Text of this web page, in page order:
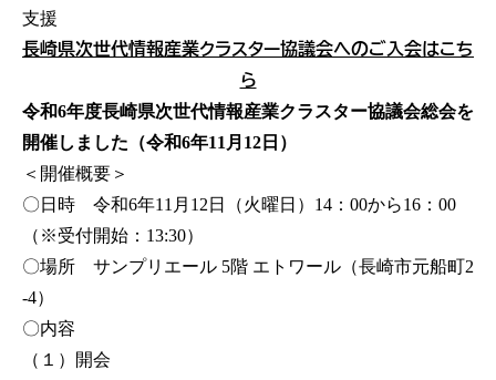
支援
長崎県次世代情報産業クラスター協議会へのご入会はこち
ら
令和6年度長崎県次世代情報産業クラスター協議会総会を
開催しました（令和6年11月12日）
＜開催概要＞
〇日時 令和6年11月12日（火曜日）14：00から16：00
（※受付開始：13:30）
〇場所 サンプリエール 5階 エトワール（長崎市元船町2
-4）
〇内容
（１）開会